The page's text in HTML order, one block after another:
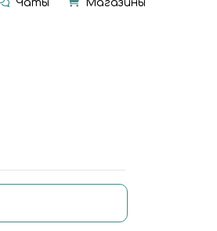
Чаты Магазины